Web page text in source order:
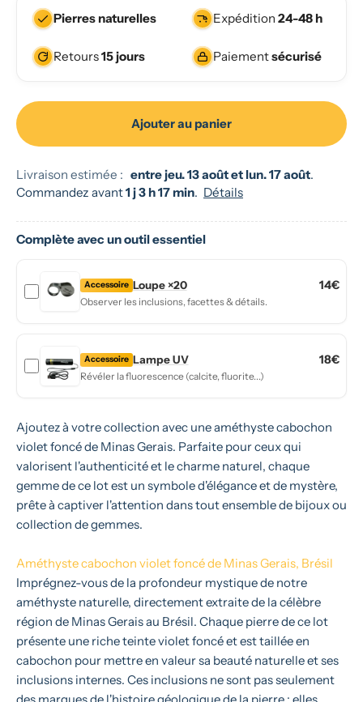
Pierres naturelles Expédition24-48 h
Retours15 jours Paiementsécurisé
Ajouter au panier
Livraison estimée : entre jeu. 13 août et lun. 17 août.
Commandez avant1 j 3 h 17 min. Détails
Complète avec unoutil essentiel
Accessoire Loupe ×20 14€
Observer les inclusions, facettes & détails.
Accessoire Lampe UV 18€
Révéler la fluorescence (calcite, fluorite...)
Ajoutez à votre collection avec une améthyste cabochon
violet foncé de Minas Gerais. Parfaite pour ceux qui
valorisent l'authenticité et le charme naturel, chaque
gemme de ce lot est un symbole d'élégance et de mystère,
prête à captiver l'attention dans tout ensemble de bijoux ou
collection de gemmes.
Améthyste cabochon violet foncé de Minas Gerais, Brésil
Imprégnez-vous de la profondeur mystique de notre
améthyste naturelle, directement extraite de la célèbre
région de Minas Gerais au Brésil. Chaque pierre de ce lot
présente une riche teinte violet foncé et est taillée en
cabochon pour mettre en valeur sa beauté naturelle et ses
inclusions internes. Ces inclusions ne sont pas seulement